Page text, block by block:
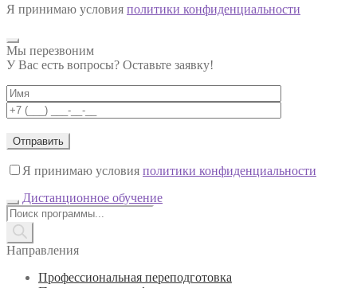
Я принимаю условия политики конфиденциальности
Мы перезвоним
У Вас есть вопросы? Оставьте заявку!
Я принимаю условия политики конфиденциальности
Дистанционное обучение
Поиск
товаров
Направления
Профессиональная переподготовка